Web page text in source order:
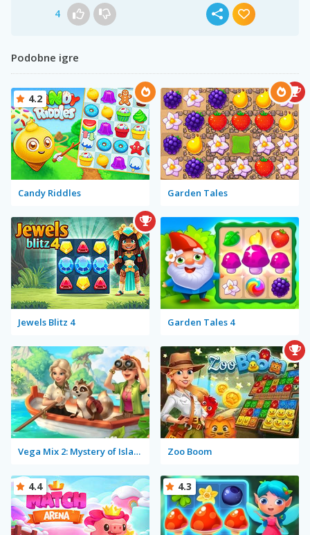
4
Podobne igre
Candy Riddles
4.2
Garden Tales
Jewels Blitz 4 Garden Tales 4
Vega Mix 2: Mystery of Island Zoo Boom
4.4 4.3